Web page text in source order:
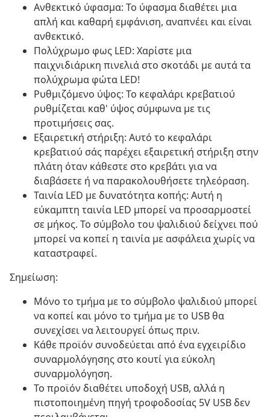
Ανθεκτικό ύφασμα: Το ύφασμα διαθέτει μια
απλή και καθαρή εμφάνιση, αναπνέει και είναι
ανθεκτικό.
Πολύχρωμο φως LED: Χαρίστε μια
παιχνιδιάρικη πινελιά στο σκοτάδι με αυτά τα
πολύχρωμα φώτα LED!
Ρυθμιζόμενο ύψος: Το κεφαλάρι κρεβατιού
ρυθμίζεται καθ' ύψος σύμφωνα με τις
προτιμήσεις σας.
Εξαιρετική στήριξη: Αυτό το κεφαλάρι
κρεβατιού σάς παρέχει εξαιρετική στήριξη στην
πλάτη όταν κάθεστε στο κρεβάτι για να
διαβάσετε ή να παρακολουθήσετε τηλεόραση.
Ταινία LED με δυνατότητα κοπής: Αυτή η
εύκαμπτη ταινία LED μπορεί να προσαρμοστεί
σε μήκος. Το σύμβολο του ψαλιδιού δείχνει πού
μπορεί να κοπεί η ταινία με ασφάλεια χωρίς να
καταστραφεί.
Σημείωση:
Μόνο το τμήμα με το σύμβολο ψαλιδιού μπορεί
να κοπεί και μόνο το τμήμα με το USB θα
συνεχίσει να λειτουργεί όπως πριν.
Κάθε προϊόν συνοδεύεται από ένα εγχειρίδιο
συναρμολόγησης στο κουτί για εύκολη
συναρμολόγηση.
Το προϊόν διαθέτει υποδοχή USB, αλλά η
πιστοποιημένη πηγή τροφοδοσίας 5V USB δεν